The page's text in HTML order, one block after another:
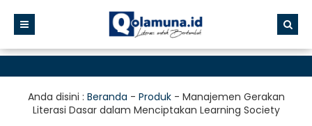
Anda disini : Beranda - Produk- Manajemen Gerakan
Literasi Dasar dalam Menciptakan Learning Society